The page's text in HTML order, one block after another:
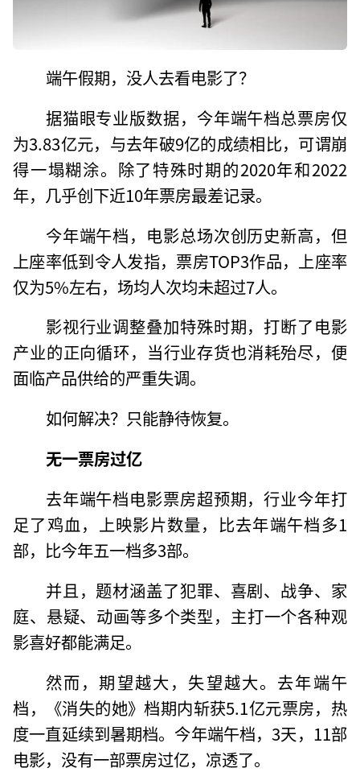
端午假期，没人去看电影了？
据猫眼专业版数据，今年端午档总票房仅
为3.83亿元，与去年破9亿的成绩相比，可谓崩
得一塌糊涂。除了特殊时期的2020年和2022
年，几乎创下近10年票房最差记录。
今年端午档，电影总场次创历史新高，但
上座率低到令人发指，票房TOP3作品，上座率
仅为5%左右，场均人次均未超过7人。
影视行业调整叠加特殊时期，打断了电影
产业的正向循环，当行业存货也消耗殆尽，便
面临产品供给的严重失调。
如何解决？只能静待恢复。
无一票房过亿
去年端午档电影票房超预期，行业今年打
足了鸡血，上映影片数量，比去年端午档多1
部，比今年五一档多3部。
并且，题材涵盖了犯罪、喜剧、战争、家
庭、悬疑、动画等多个类型，主打一个各种观
影喜好都能满足。
然而，期望越大，失望越大。去年端午
档，《消失的她》档期内斩获5.1亿元票房，热
度一直延续到暑期档。今年端午档，3天，11部
电影，没有一部票房过亿，凉透了。